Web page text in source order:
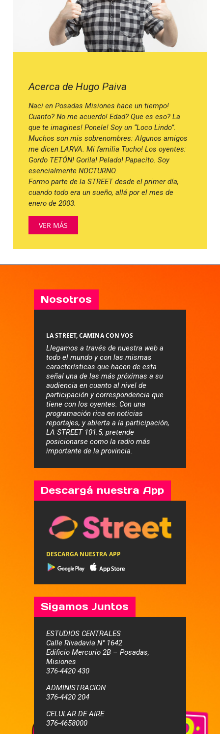
Acerca de Hugo Paiva
Naci en Posadas Misiones hace un tiempo!
Cuanto? No me acuerdo! Edad? Que es eso? La
que te imagines! Ponele! Soy un “Loco Lindo”.
Muchos son mis sobrenombres: Algunos amigos
me dicen LARVA. Mi familia Tucho! Los oyentes:
Gordo TETÓN! Gorila! Pelado! Papacito. Soy
esencialmente NOCTURNO.
Formo parte de la STREET desde el primer día,
cuando todo era un sueño, allá por el mes de
enero de 2003.
VER MÁS
Nosotros
LA STREET, CAMINA CON VOS
Llegamos a través de nuestra web a
todo el mundo y con las mismas
características que hacen de esta
señal una de las más próximas a su
audiencia en cuanto al nivel de
participación y correspondencia que
tiene con los oyentes. Con una
programación rica en noticias
reportajes, y abierta a la participación,
LA STREET 101.5, pretende
posicionarse como la radio más
importante de la provincia.
Descargá nuestra App
DESCARGA NUESTRA APP
Sigamos Juntos
ESTUDIOS CENTRALES
Calle Rivadavia N° 1642
Edificio Mercurio 2B – Posadas,
Misiones
376-4420 430
ADMINISTRACION
376-4420 204
CELULAR DE AIRE
376-4658000